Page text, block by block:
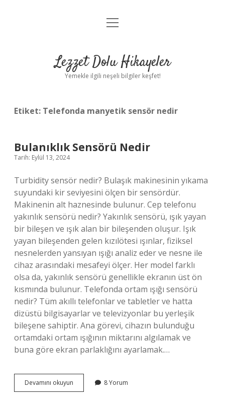
Anasayfa
Yasal Uyarı
menüyü
Lezzet Dolu Hikayeler
Yemekle ilgili neşeli bilgiler keşfet!
Etiket: Telefonda manyetik sensör nedir
Bulanıklık Sensörü Nedir
Tarih: Eylül 13, 2024
Turbidity sensör nedir? Bulaşık makinesinin yıkama
suyundaki kir seviyesini ölçen bir sensördür.
Makinenin alt haznesinde bulunur. Cep telefonu
yakınlık sensörü nedir? Yakınlık sensörü, ışık yayan
bir bileşen ve ışık alan bir bileşenden oluşur. Işık
yayan bileşenden gelen kızılötesi ışınlar, fiziksel
nesnelerden yansıyan ışığı analiz eder ve nesne ile
cihaz arasındaki mesafeyi ölçer. Her model farklı
olsa da, yakınlık sensörü genellikle ekranın üst ön
kısmında bulunur. Telefonda ortam ışığı sensörü
nedir? Tüm akıllı telefonlar ve tabletler ve hatta
dizüstü bilgisayarlar ve televizyonlar bu yerleşik
bileşene sahiptir. Ana görevi, cihazın bulunduğu
ortamdaki ortam ışığının miktarını algılamak ve
buna göre ekran parlaklığını ayarlamak.…
Devamını okuyun Bulanıklık
Sensörü
8 Yorum